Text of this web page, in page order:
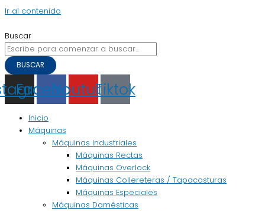
Ir al contenido
Buscar
BUSCAR
Facebook
YoutubeTiktok
Inicio
Máquinas
Máquinas Industriales
Máquinas Rectas
Máquinas Overlock
Máquinas Collereteras / Tapacosturas
Máquinas Especiales
Máquinas Domésticas